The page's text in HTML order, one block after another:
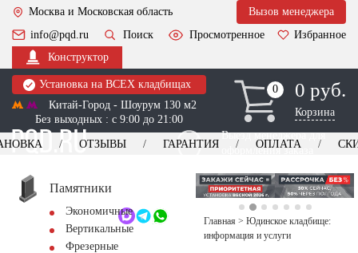
Москва и Московская область
Вызов менеджера
info@pqd.ru
Поиск Просмотренное
Избранное
Конструктор
Установка на ВСЕХ кладбищах
Китай-Город - Шоурум 130 м2
Без выходных : с 9:00 до 21:00
0
0 0 руб.
Корзина
Выезд менеджера для
оформления заказа
+7 (495) 518-44-23
Обратный звонок
ОТЗЫВЫ ГАРАНТИЯ ОПЛАТА
Памятники
Экономичные
Вертикальные
Фрезерные
Главная > Юдинское кладбище:
информация и услуги